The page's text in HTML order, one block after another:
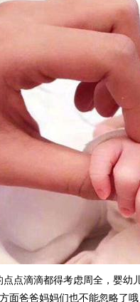
点滴滴都得考虑周全，婴
面爸爸妈妈们也不能忽略了